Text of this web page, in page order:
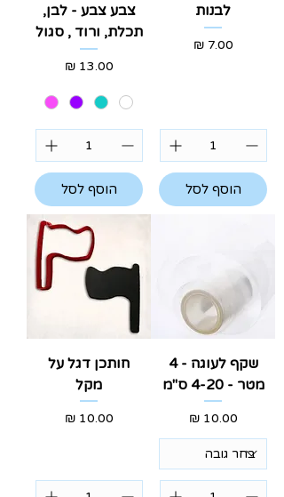
לבנות
מחיר
הוסף לסל
צבע צבע - לבן,
תכלת, ורוד , סגול
מחיר
הוסף לסל
שקף לעוגה - 4
מטר - 4-20 ס"מ
מחיר
חותכן דגל על
מקל
מחיר